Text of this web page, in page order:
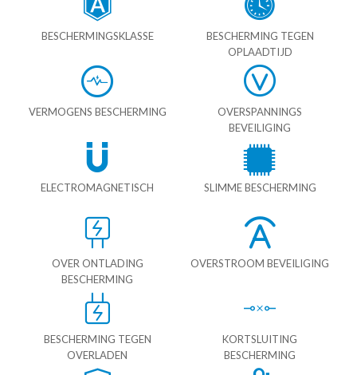
BESCHERMINGSKLASSE
BESCHERMING TEGEN
OPLAADTIJD
VERMOGENS BESCHERMING
OVERSPANNINGS
BEVEILIGING
ELECTROMAGNETISCH SLIMME BESCHERMING
OVER ONTLADING
BESCHERMING
OVERSTROOM BEVEILIGING
BESCHERMING TEGEN
OVERLADEN
KORTSLUITING
BESCHERMING